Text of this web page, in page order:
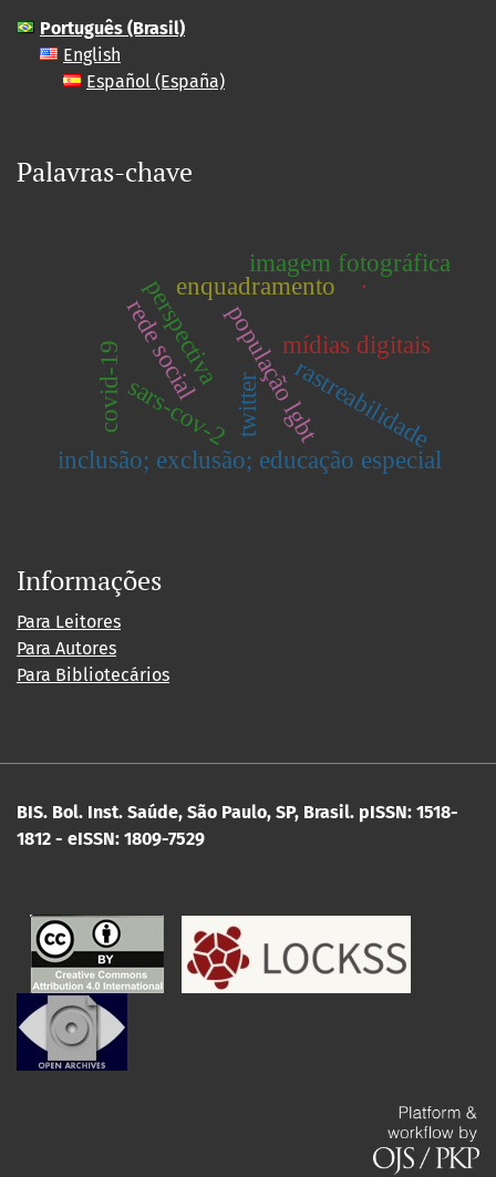
Português (Brasil)
English
Español (España)
Palavras-chave
.
população lgbt
inclusão; exclusão; educação especial
twitter
mídias digitais
enquadramento
perspectiva
imagem fotográfica
rede social rastreabilidade
sars-cov-2
covid-19
Informações
Para Leitores
Para Autores
Para Bibliotecários
BIS. Bol. Inst. Saúde, São Paulo, SP, Brasil. pISSN: 1518-
1812 - eISSN: 1809-7529